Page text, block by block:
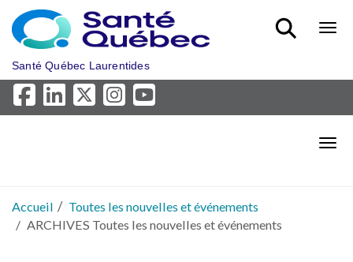
Aller au menu principal
Santé Québec Laurentides
Accueil
Toutes les nouvelles et événements
ARCHIVES Toutes les nouvelles et événements